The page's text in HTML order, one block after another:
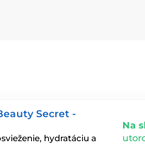
tesne prilieha, vytvára
Secret -
hydratáciu a
Na